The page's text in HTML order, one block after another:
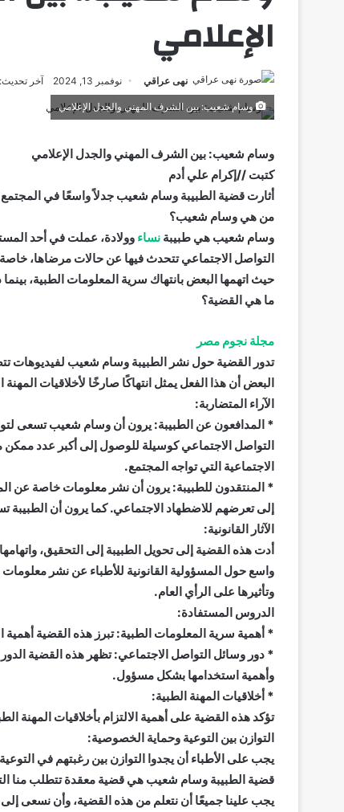
الإعلامي
نهى عراقي نوفمبر 13, 2024 آخر تحديث:
وسام شعيب: بين الشرف المهني والجدل الإعلامي
وسام شعيب: بين الشرف المهني والجدل الإعلامي
كتبت //إكرام علي أدم
أثارت قضية الطبيبة وسام شعيب جدلاً واسعًا في المجتمع
من هي وسام شعيب؟
وسام شعيب هي طبيبة نساء وولادة، عملت في أحد
التواصل الاجتماعي تتحدث فيها عن حالات مرضاها،
حيث اتهمها البعض بانتهاك سرية المعلومات الطبية،
ما هي القضية؟
مجلة نجوم مصر
تدور القضية حول نشر الطبيبة وسام شعيب لفيديوهات
البعض أن هذا الفعل يمثل انتهاكًا صارخًا لأخلاقيات
الآراء المتضاربة:
* المدافعون عن الطبيبة: يرون أن وسام شعيب تسعى
التواصل الاجتماعي كوسيلة للوصول إلى أكبر عدد
الاجتماعية التي تواجه المجتمع.
* المنتقدون للطبيبة: يرون أن نشر معلومات خاصة عن
إلى تعرضهم للاضطهاد الاجتماعي. كما يرون أن
الآثار القانونية:
أدت هذه القضية إلى تحويل الطبيبة إلى التحقيق،
واسع حول المسؤولية القانونية للأطباء عن نشر
وتأثيرها على الرأي العام.
الدروس المستفادة:
* أهمية سرية المعلومات الطبية: تبرز هذه القضية
* دور وسائل التواصل الاجتماعي: تظهر هذه القضية
وأهمية استخدامها بشكل مسؤول.
* أخلاقيات المهنة الطبية:
تؤكد هذه القضية على أهمية الالتزام بأخلاقيات
التوازن بين التوعية وحماية الخصوصية:
يجب على الأطباء أن يجدوا التوازن بين رغبتهم في
قضية الطبيبة وسام شعيب هي قضية معقدة تتطلب منا
يجب علينا جميعًا أن نتعلم من هذه القضية، وأن نسعى